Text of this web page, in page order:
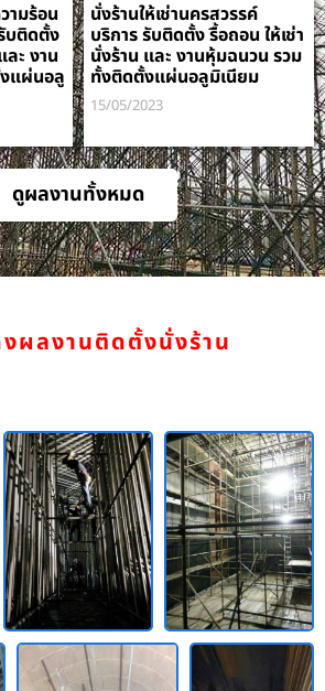
ามร้อน
บติดตั้ง
ละ งาน
แผ่นอลู
นั่งร้านให้เช่านครสวรรค์
บริการ รับติดตั้ง รื้อถอน ให้เช่า
นั่งร้าน และ งานหุ้มฉนวน รวม
ทั้งติดตั้งแผ่นอลูมิเนียม
15/05/2023
ดูผลงานทั้งหมด
ผลงานติดตั้งนั่งร้าน